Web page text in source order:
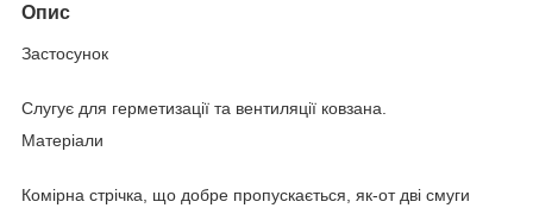
Опис
Застосунок
Слугує для герметизації та вентиляції ковзана.
Матеріали
Комірна стрічка, що добре пропускається, як-от дві смуги